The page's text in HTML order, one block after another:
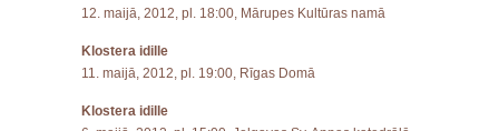
12. maijā, 2012, pl. 18:00, Mārupes Kultūras namā
Klostera idille
11. maijā, 2012, pl. 19:00, Rīgas Domā
Klostera idille